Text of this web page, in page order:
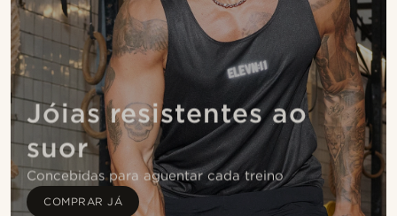
Jóias resistentes ao
suor
Concebidas para aguentar cada treino
COMPRAR JÁ